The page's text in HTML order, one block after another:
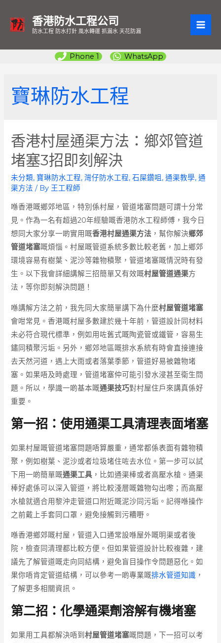
香港防水工程公司
防水工程 防水打針 風水轉運 抓漏水 天花防漏
Phone 1 WhatsApp
寶琳防水工程
香港村屋通渠方法：鄉郊管道
堵塞3招即刻解決
未分類, 寶琳防水工程,灣仔防水工程,石屎鑽咀 ,通渠教學,通
渠方法 / By 王工程師
喺香港嘅鄉郊地區，特別係村屋，管道堵塞問題可謂十分常
見。作為一名有超過20年經驗嘅香港防水工程師傅，我今日
想同大家分享一啲實用嘅香港村屋通渠方法 ，幫你解決鄉郊
管道堵塞嘅煩惱。村屋嘅管道系統多數比較老舊，加上鄉郊
環境容易有樹葉、泥沙等雜物積聚，管道堵塞嘅情況時有發
生。以下我會詳細講解三招簡單又有效嘅村屋管道通渠方
法，等你即刻解決問題！
喺講解方法之前，我先同大家簡單講下為什麼村屋管道堵塞
會咁常見。香港嘅村屋多數建於幾十年前，管道設計同材料
未必符合現代標準，例如用咗舊式嘅陶瓷管或鐵管，容易生
鏽同積聚污垢。另外，鄉郊地區嘅排水系統有時會直接連接
去天然河道，遇上大雨或者落葉季節，管道好易被雜物堵
塞。如果唔及時處理，管道堵塞仲可能引發水浸甚至衛生問
題。所以，學識一啲基本嘅通渠技巧對村屋住戶來講真係好
重要。
第一招：使用通渠工具清理表面堵塞
如果村屋嘅管道堵塞問題唔算嚴重，通常都係表面有雜物積
聚，例如樹葉、泥沙或者垃圾堵住咗去水位。第一步可以試
下用一啲簡單嘅通渠工具 ，比如通渠棒或者高壓水槍。通渠
棒好處係可以深入管道，將比較淺層嘅雜物勾出嚟；而高壓
水槍就適合用黎沖走管道口附近嘅泥沙同污垢。記得喺操作
之前戴上手套同口罩，避免接觸到污糟嘢。
喺香港鄉郊嘅村屋，管道入口通常設喺屋外嘅明渠或者後
院，檢查同清理都比較方便。但如果管道設計比較複雜，建
議先了解管道嘅走向同結構，避免盲目操作令問題惡化。如
果你唔肯定管道結構，可以參考一啲專業嘅排水管道知識 ，
了解更多相關資訊。
第二招：化學通渠劑溶解有機堵塞
如果用工具都解決唔到村屋管道堵塞嘅問題，下一招可以考